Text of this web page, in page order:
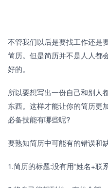
不管我们以后是要找工作还是
简历。但是简历并不是人人都
好的。
所以要想写出一份自己和别人
东西。这样才能让你的简历更
必备技能有哪些呢?
要熟知简历中可能有的错误和
1.简历的标题:没有用“姓名+联